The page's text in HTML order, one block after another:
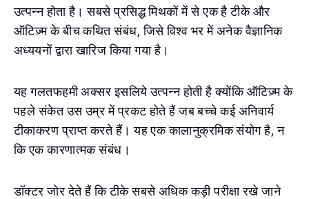
उत्पन्न होता है। सबसे प्रसिद्ध मिथकों में से एक है टीके और
ऑटिज़्म के बीच कथित संबंध, जिसे विश्व भर में अनेक वैज्ञानिक
अध्ययनों द्वारा खारिज किया गया है।
यह गलतफहमी अक्सर इसलिये उत्पन्न होती है क्योंकि ऑटिज़्म के
पहले संकेत उस उम्र में प्रकट होते हैं जब बच्चे कई अनिवार्य
टीकाकरण प्राप्त करते हैं। यह एक कालानुक्रमिक संयोग है, न
कि एक कारणात्मक संबंध।
डॉक्टर जोर देते हैं कि टीके सबसे अधिक कड़ी परीक्षा रखे जाने